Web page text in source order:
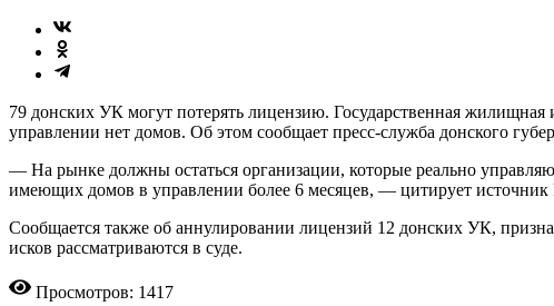
79 донских УК могут потерять лицензию. Государственная
управлении нет домов. Об этом сообщает пресс-служба донского
— На рынке должны остаться организации, которые реально
имеющих домов в управлении более 6 месяцев, — цитирует источник
Сообщается также об аннулировании лицензий 12 донских УК,
исков рассматриваются в суде.
Просмотров: 1417